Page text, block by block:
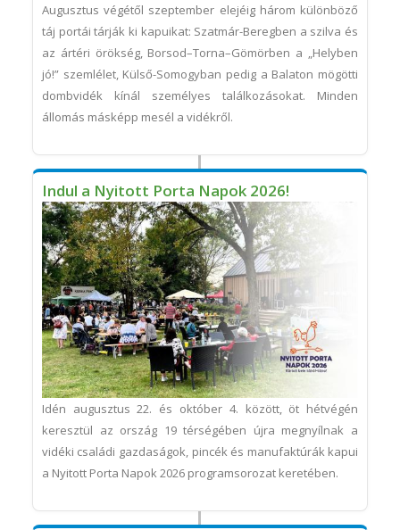
Augusztus végétől szeptember elejéig három különböző
táj portái tárják ki kapuikat: Szatmár-Beregben a szilva és
az ártéri örökség, Borsod–Torna–Gömörben a „Helyben
jó!” szemlélet, Külső-Somogyban pedig a Balaton mögötti
dombvidék kínál személyes találkozásokat. Minden
állomás másképp mesél a vidékről.
Indul a Nyitott Porta Napok 2026!
Idén augusztus 22. és október 4. között, öt hétvégén
keresztül az ország 19 térségében újra megnyílnak a
vidéki családi gazdaságok, pincék és manufaktúrák kapui
a Nyitott Porta Napok 2026 programsorozat keretében.